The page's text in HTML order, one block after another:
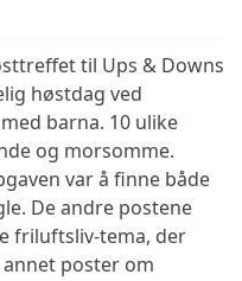
til Ups & Downs
høstdag ved
barna. 10 ulike
og morsomme.
var å finne både
De andre postene
friluftsliv-tema, der
poster om